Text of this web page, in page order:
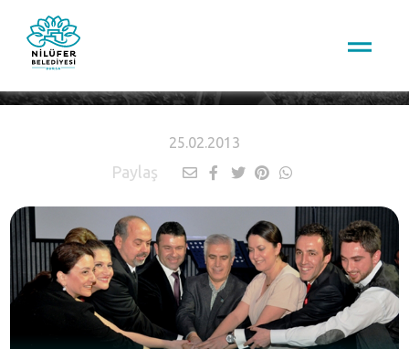
25.02.2013
Paylaş